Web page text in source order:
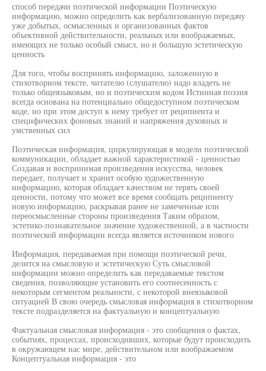
способ передачи поэтической информации Поэтическую
информацию, можно определить как вербализованную передачу
уже добытых, осмысленных и организованных фактов
объективной действительности, реальных или воображаемых,
имеющих не только особый смысл, но и большую эстетическую
ценность
Для того, чтобы воспринять информацию, заложенную в
стихотворном тексте, читателю (слушателю) надо владеть не
только общеязыковым, но и поэтическим кодом Истинная поэзия
всегда основана на потенциально общедоступном поэтическом
коде, но при этом доступ к нему требует от реципиента и
специфических фоновых знаний и напряжения духовных и
умственных сил
Поэтическая информация, циркулирующая в модели поэтической
коммуникации, обладает важной характеристикой - ценностью
Создавая и воспринимая произведения искусства, человек
передает, получает и хранит особую художественную
информацию, которая обладает качеством не терять своей
ценности, потому что может все время сообщать реципиенту
новую информацию, раскрывая ранее не замеченные или
переосмысленные стороны произведения Таким образом,
эстетико-познавательное значение художественной, а в частности
поэтической информации всегда является источником нового
Информация, передаваемая при помощи поэтической речи,
делится на смысловую и эстетическую Суть смысловой
информации можно определить как передаваемые текстом
сведения, позволяющие установить его соотнесенность с
некоторым сегментом реальности, с некоторой внеязыковой
ситуацией В свою очередь смысловая информация в стихотворном
тексте подразделяется на фактуальную и концептуальную
Фактуальная смысловая информация - это сообщения о фактах,
событиях, процессах, происходивших, которые будут происходить
в окружающем нас мире, действительном или воображаемом
Концептуальная информация - это